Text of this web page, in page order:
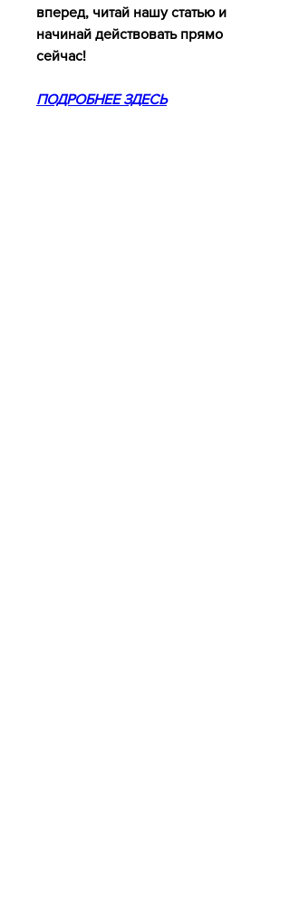
вперед, читай нашу статью и
начинай действовать прямо
сейчас!
ПОДРОБНЕЕ ЗДЕСЬ